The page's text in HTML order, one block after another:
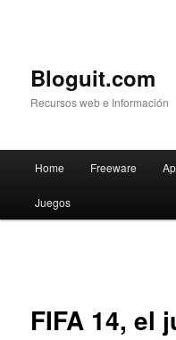
Bloguit.com
Recursos web e Información
Skip
to
Home Freeware
Juegos
FIFA 14, el